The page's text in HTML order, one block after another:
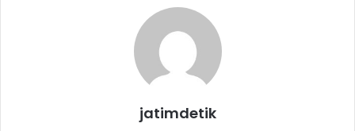
jatimdetik